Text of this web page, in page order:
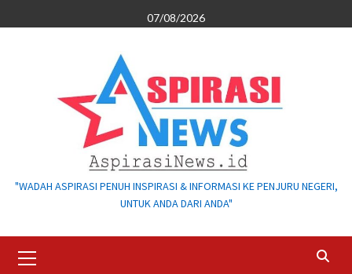
to
07/08/2026
"WADAH ASPIRASI PENUH INSPIRASI & INFORMASI KE PENJURU NEGERI,
UNTUK ANDA DARI ANDA"
Menu